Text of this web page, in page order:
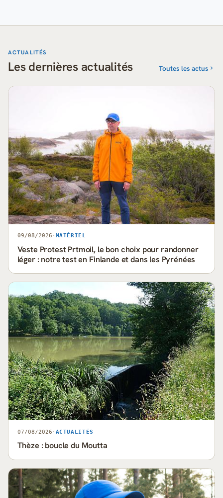
ACTUALITÉS
Les dernières actualités Toutes les actus
09/08/2026 · MATÉRIEL
Veste Protest Prtmoil, le bon choix pour randonner
léger : notre test en Finlande et dans les Pyrénées
07/08/2026 · ACTUALITÉS
Thèze : boucle du Moutta